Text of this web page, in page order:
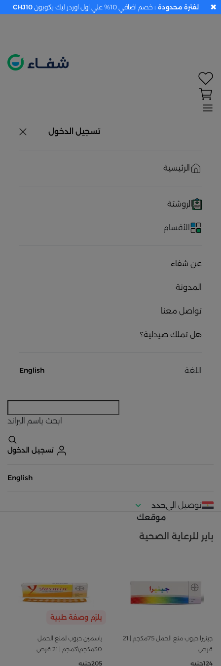
تسجيل الدخول
الرئيسية
الروشتة
الأقسام
عن شفاء
المدونة
تواصل معنا
هل تملك صيدلية؟
اللغة English
ابحث باسم البراند
تسجيل الدخول
English
توصيل الىحدد
موقعك
باير للرعاية الصحية
جينيرا حبوب منع الحمل 75مكجم | 21
قرص
124جنيه
يلزم وصفة طبية
ياسمين حبوب لمنع الحمل
30مكجم\3مجم | 21 قرص
205جنيه
لفترة محدودة : خصم اضافي 10% علي اول اوردر ليك بكوبون CHJ10 ✖